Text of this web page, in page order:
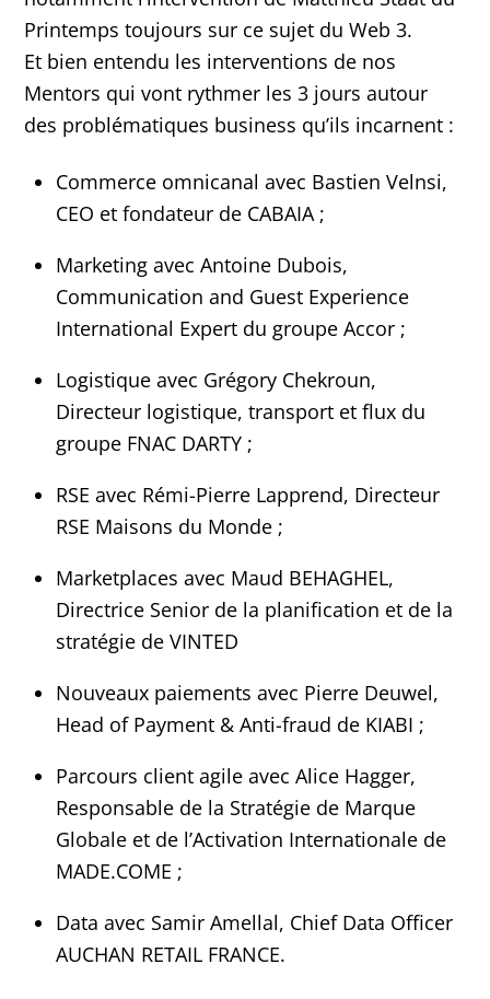
Printemps toujours sur ce sujet du Web 3.
Et bien entendu les interventions de nos
Mentors qui vont rythmer les 3 jours autour
des problématiques business qu’ils incarnent :
Commerce omnicanal avec Bastien Velnsi,
CEO et fondateur de CABAIA ;
Marketing avec Antoine Dubois,
Communication and Guest Experience
International Expert du groupe Accor ;
Logistique avec Grégory Chekroun,
Directeur logistique, transport et flux du
groupe FNAC DARTY ;
RSE avec Rémi-Pierre Lapprend, Directeur
RSE Maisons du Monde ;
Marketplaces avec Maud BEHAGHEL,
Directrice Senior de la planification et de la
stratégie de VINTED
Nouveaux paiements avec Pierre Deuwel,
Head of Payment & Anti-fraud de KIABI ;
Parcours client agile avec Alice Hagger,
Responsable de la Stratégie de Marque
Globale et de l’Activation Internationale de
MADE.COME ;
Data avec Samir Amellal, Chief Data Officer
AUCHAN RETAIL FRANCE.